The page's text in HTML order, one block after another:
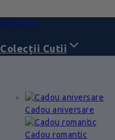
Colecții Cutii
Cadou aniversare
Cadou romantic